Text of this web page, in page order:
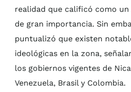
realidad que calificó como
de gran importancia. Sin
puntualizó que existen
ideológicas en la zona,
los gobiernos vigentes de
Venezuela, Brasil y Colombia.